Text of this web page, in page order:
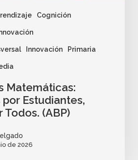
Cognición
Innovación Primaria
Matemáticas:
por Estudiantes,
Todos. (ABP)
de 2026